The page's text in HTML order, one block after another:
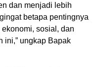
dan menjadi lebih
betapa pentingnya
sosial, dan
ini,” ungkap Bapak